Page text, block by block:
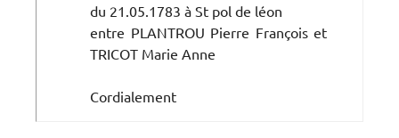
du 21.05.1783 à St pol de léon
entre PLANTROU Pierre François et
TRICOT Marie Anne
Cordialement